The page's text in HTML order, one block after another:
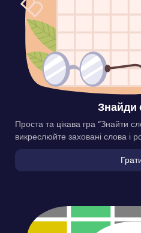
Знайди
Проста та цікава гра “Знайти
викреслюйте заховані слова і